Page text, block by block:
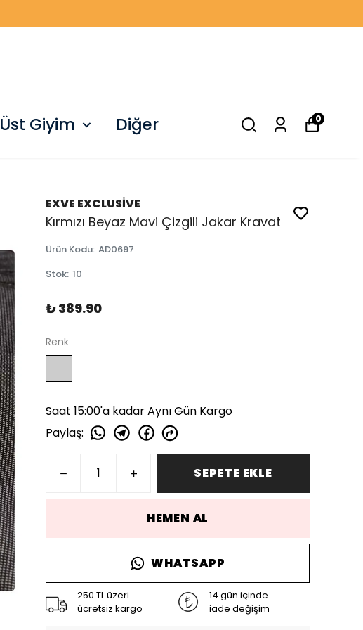
Üst Giyim Diğer 0
EXVE EXCLUSİVE
Kırmızı Beyaz Mavi Çizgili Jakar Kravat
Ürün Kodu: AD0697
Stok: 10
₺ 389.90
Renk
Saat 15:00'a kadar Aynı Gün Kargo
Paylaş:
SEPETE EKLE
HEMEN AL
WHATSAPP
250 TL üzeri
ücretsiz kargo
14 gün içinde
iade değişim